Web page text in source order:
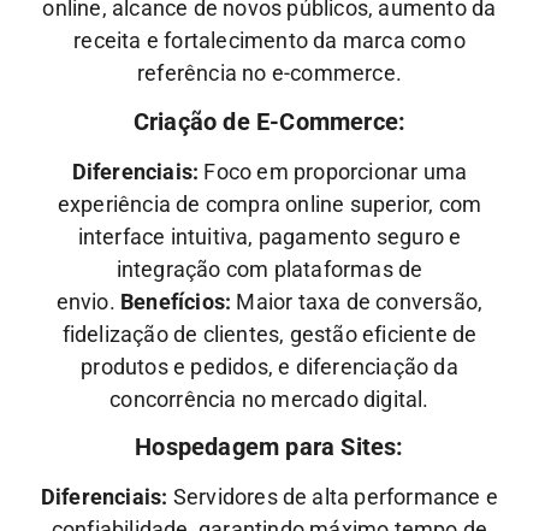
online, alcance de novos públicos, aumento da
receita e fortalecimento da marca como
referência no e-commerce.
Criação de E-Commerce:
Diferenciais: Foco em proporcionar uma
experiência de compra online superior, com
interface intuitiva, pagamento seguro e
integração com plataformas de
envio. Benefícios: Maior taxa de conversão,
fidelização de clientes, gestão eficiente de
produtos e pedidos, e diferenciação da
concorrência no mercado digital.
Hospedagem para Sites:
Diferenciais: Servidores de alta performance e